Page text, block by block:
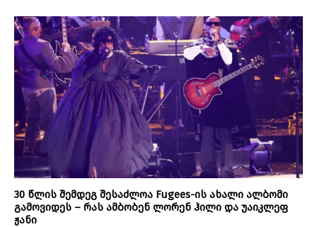
30 წლის შემდეგ შესაძლოა Fugees-ის ახალი ალბომი
გამოვიდეს – რას ამბობენ ლორენ ჰილი და უაიკლეფ
ჟანი